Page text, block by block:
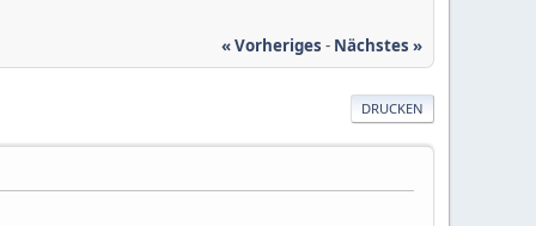
« Vorheriges - Nächstes »
DRUCKEN